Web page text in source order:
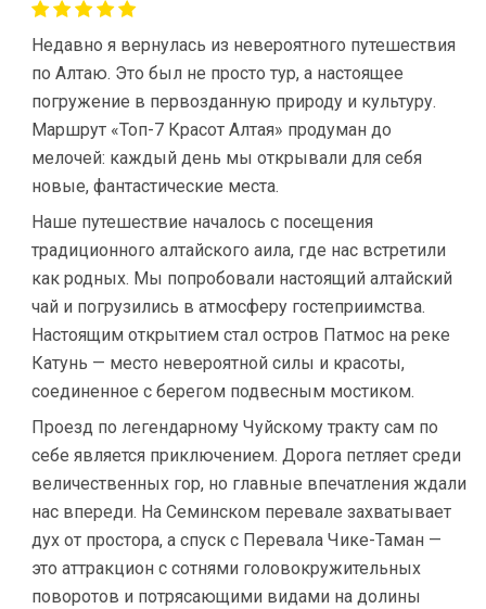
Недавно я вернулась из невероятного путешествия
по Алтаю. Это был не просто тур, а настоящее
погружение в первозданную природу и культуру.
Маршрут «Топ-7 Красот Алтая» продуман до
мелочей: каждый день мы открывали для себя
новые, фантастические места.
Наше путешествие началось с посещения
традиционного алтайского аила, где нас встретили
как родных. Мы попробовали настоящий алтайский
чай и погрузились в атмосферу гостеприимства.
Настоящим открытием стал остров Патмос на реке
Катунь — место невероятной силы и красоты,
соединенное с берегом подвесным мостиком.
Проезд по легендарному Чуйскому тракту сам по
себе является приключением. Дорога петляет среди
величественных гор, но главные впечатления ждали
нас впереди. На Семинском перевале захватывает
дух от простора, а спуск с Перевала Чике-Таман —
это аттракцион с сотнями головокружительных
поворотов и потрясающими видами на долины